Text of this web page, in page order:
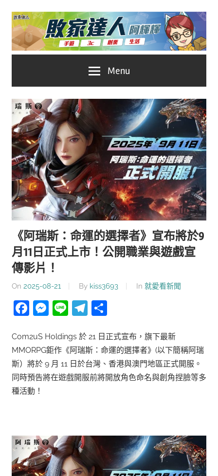
Skip
content
家
達
人
推
薦
No.1
遊
戲
科
技
自
媒
體。
Menu
《阿瑞斯：命運的選擇者》宣布將於9
月11日正式上市！公開職業與遊戲宣
傳影片！
On 2025-08-21 By kiss3693 In 就愛看新聞
Facebook
Messenger
LineTelegram
Com2uS Holdings 於 21 日正式宣布，旗下最新
MMORPG鉅作《阿瑞斯：命運的選擇者》(以下簡稱阿瑞
斯）將於 9 月 11 日於台灣、香港與澳門地區正式開服。
同時預告將在遊戲開服前將開放角色命名與創角捏臉等多
種活動！